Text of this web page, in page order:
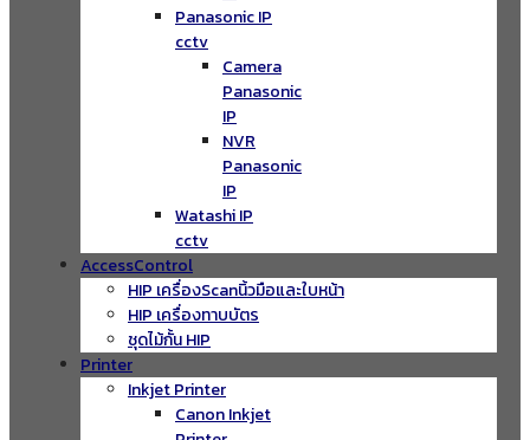
Panasonic IP
cctv
Camera
Panasonic
IP
NVR
Panasonic
IP
Watashi IP
cctv
AccessControl
HIP เครื่องScanนิ้วมือและใบหน้า
HIP เครื่องทาบบัตร
ชุดไม้กั้น HIP
Printer
Inkjet Printer
Canon Inkjet